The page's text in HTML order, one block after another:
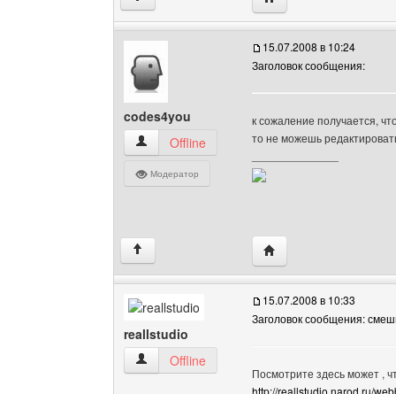
codes4you
codes4you Посмотреть профиль
Offline
Модератор
15.07.2008 в 10:24
Заголовок сообщения:
к сожаление получается,
то не можешь
↑ Посетить сайт
reallstudio
reallstudio Посмотреть профиль
Offline
15.07.2008 в 10:33
Заголовок сообщения:
Посмотрите здесь может ,
http://reallstudio.narod.ru/